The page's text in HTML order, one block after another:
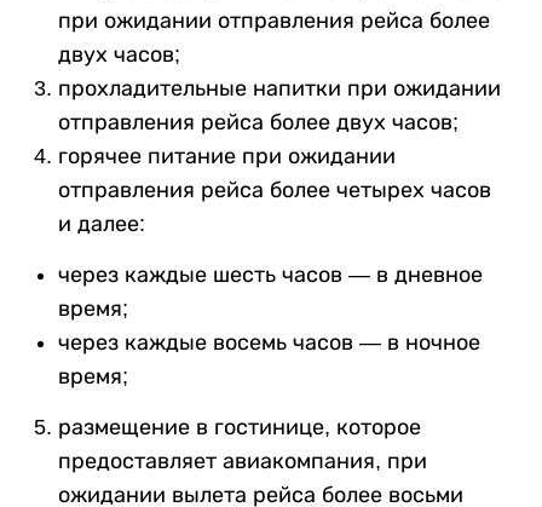
при ожидании отправления рейса более
двух часов;
прохладительные напитки при ожидании
отправления рейса более двух часов;
горячее питание при ожидании
отправления рейса более четырех часов
и далее:
через каждые шесть часов — в дневное
время;
через каждые восемь часов — в ночное
время;
размещение в гостинице, которое
предоставляет авиакомпания, при
ожидании вылета рейса более восьми